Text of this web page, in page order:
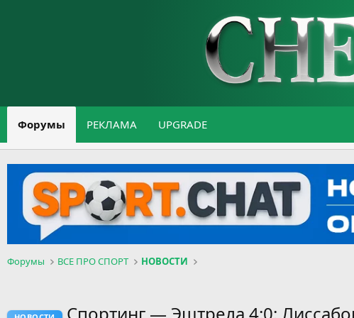
Форумы РЕКЛАМА UPGRADE
Форумы ВСЕ ПРО СПОРТ НОВОСТИ